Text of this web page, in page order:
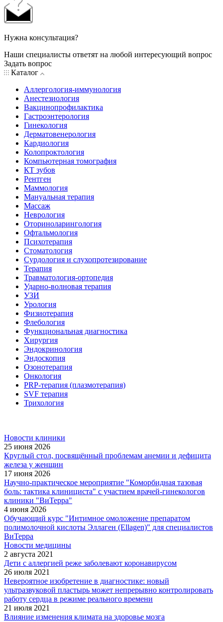
Нужна консультация?
Наши специалисты ответят на любой интересующий вопрос
Задать вопрос
Каталог
Аллергология-иммунология
Анестезиология
Вакцинопрофилактика
Гастроэнтерология
Гинекология
Дерматовенерология
Кардиология
Колопроктология
Компьютерная томография
КТ зубов
Рентген
Маммология
Мануальная терапия
Массаж
Неврология
Оториноларингология
Офтальмология
Психотерапия
Стоматология
Сурдология и слухопротезирование
Терапия
Травматология-ортопедия
Ударно-волновая терапия
УЗИ
Урология
Физиотерапия
Флебология
Функциональная диагностика
Хирургия
Эндокринология
Эндоскопия
Озонотерапия
Онкология
PRP-терапия (плазмотерапия)
SVF терапия
Трихология
Новости клиники
25 июня 2026
Круглый стол, посвящённый проблемам анемии и дефицита
железа у женщин
17 июня 2026
Научно-практическое мероприятие "Коморбидная тазовая
боль: тактика клинициста" с участием врачей-гинекологов
клиники "ВиТерра"
4 июня 2026
Обучающий курс "Интимное омоложение препаратом
полимолочной кислоты Эллаген (Ellagen)" для специалистов
ВиТерра
Новости медицины
2 августа 2021
Дети с аллергией реже заболевают коронавирусом
26 июля 2021
Невероятное изобретение в диагностике: новый
ультразвуковой пластырь может непрерывно контролировать
работу сердца в режиме реального времени
21 июля 2021
Влияние изменения климата на здоровье мозга